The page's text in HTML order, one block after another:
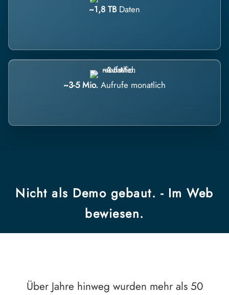
~1,8 TB Daten
~3-5 Mio. Aufrufe monatlich
Nicht als Demo gebaut. - Im Web
bewiesen.
Über Jahre hinweg wurden mehr als 50